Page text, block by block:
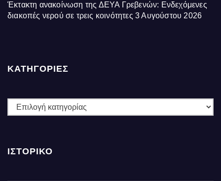
Έκτακτη ανακοίνωση της ΔΕΥΑ Γρεβενών: Ενδεχόμενες
διακοπές νερού σε τρεις κοινότητες 3 Αυγούστου 2026
ΚΑΤΗΓΟΡΙΕΣ
ΚΑΤΗΓΟΡΙΕΣ
ΙΣΤΟΡΙΚΌ